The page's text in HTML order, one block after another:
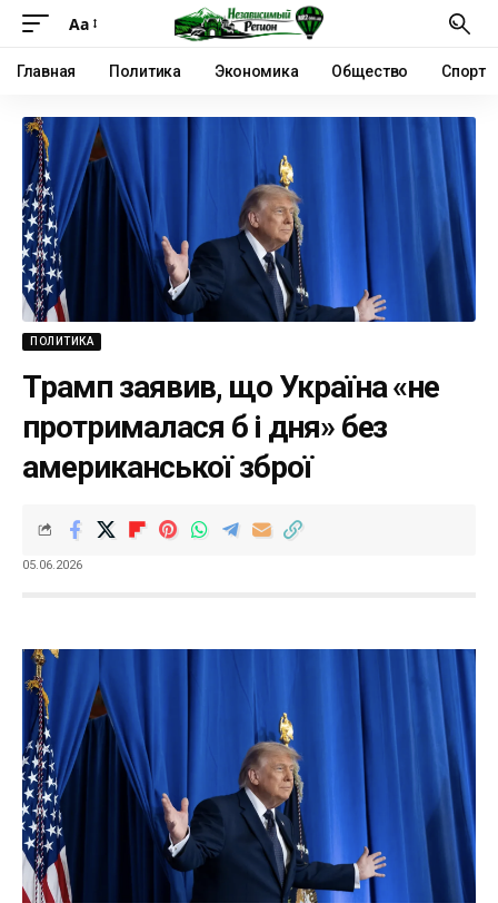
Аа
Главная Политика Экономика Общество Спорт
ПОЛИТИКА
Трамп заявив, що Україна «не
протрималася б і дня» без
американської зброї
05.06.2026